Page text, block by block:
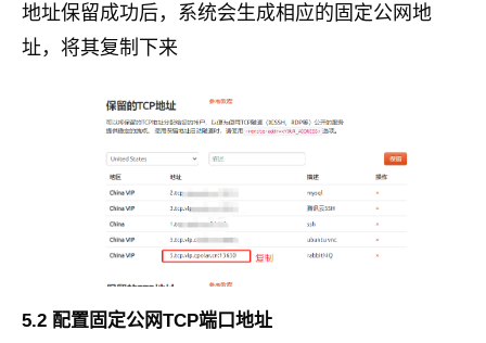
地址保留成功后，系统会生成相应的固定公网地
址，将其复制下来
5.2 配置固定公网TCP端口地址